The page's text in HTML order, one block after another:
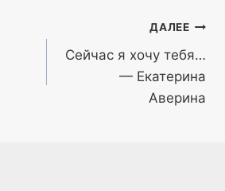
ДАЛЕЕ
Сейчас я хочу тебя…
— Екатерина
Аверина